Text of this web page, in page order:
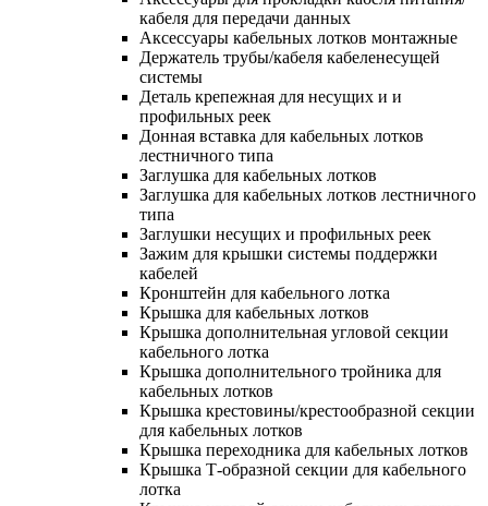
кабеля для передачи данных
Аксессуары кабельных лотков монтажные
Держатель трубы/кабеля кабеленесущей
системы
Деталь крепежная для несущих и и
профильных реек
Донная вставка для кабельных лотков
лестничного типа
Заглушка для кабельных лотков
Заглушка для кабельных лотков лестничного
типа
Заглушки несущих и профильных реек
Зажим для крышки системы поддержки
кабелей
Кронштейн для кабельного лотка
Крышка для кабельных лотков
Крышка дополнительная угловой секции
кабельного лотка
Крышка дополнительного тройника для
кабельных лотков
Крышка крестовины/крестообразной секции
для кабельных лотков
Крышка переходника для кабельных лотков
Крышка Т-образной секции для кабельного
лотка